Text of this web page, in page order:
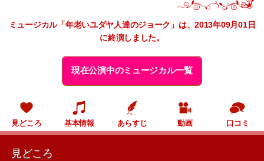
ミュージカル「年老いユダヤ人達のジョーク」は、2013年09月01日
に終演しました。
現在公演中のミュージカル一覧
見どころ 基本情報 あらすじ 動画 口コミ
見どころ